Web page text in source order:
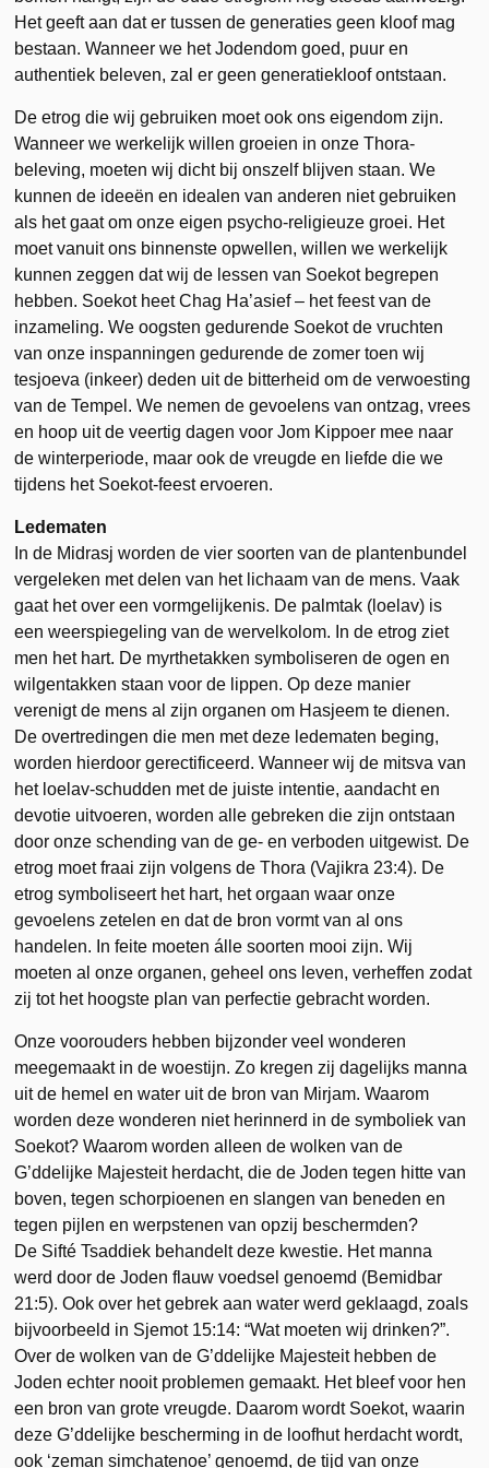
Het geeft aan dat er tussen de generaties geen kloof mag
bestaan. Wanneer we het Jodendom goed, puur en
authentiek beleven, zal er geen generatiekloof ontstaan.
De etrog die wij gebruiken moet ook ons eigendom zijn.
Wanneer we werkelijk willen groeien in onze Thora-
beleving, moeten wij dicht bij onszelf blijven staan. We
kunnen de ideeën en idealen van anderen niet gebruiken
als het gaat om onze eigen psycho-religieuze groei. Het
moet vanuit ons binnenste opwellen, willen we werkelijk
kunnen zeggen dat wij de lessen van Soekot begrepen
hebben. Soekot heet Chag Ha’asief – het feest van de
inzameling. We oogsten gedurende Soekot de vruchten
van onze inspanningen gedurende de zomer toen wij
tesjoeva (inkeer) deden uit de bitterheid om de verwoesting
van de Tempel. We nemen de gevoelens van ontzag, vrees
en hoop uit de veertig dagen voor Jom Kippoer mee naar
de winterperiode, maar ook de vreugde en liefde die we
tijdens het Soekot-feest ervoeren.
Ledematen
In de Midrasj worden de vier soorten van de plantenbundel
vergeleken met delen van het lichaam van de mens. Vaak
gaat het over een vormgelijkenis. De palmtak (loelav) is
een weerspiegeling van de wervelkolom. In de etrog ziet
men het hart. De myrthetakken symboliseren de ogen en
wilgentakken staan voor de lippen. Op deze manier
verenigt de mens al zijn organen om Hasjeem te dienen.
De overtredingen die men met deze ledematen beging,
worden hierdoor gerectificeerd. Wanneer wij de mitsva van
het loelav-schudden met de juiste intentie, aandacht en
devotie uitvoeren, worden alle gebreken die zijn ontstaan
door onze schending van de ge- en verboden uitgewist. De
etrog moet fraai zijn volgens de Thora (Vajikra 23:4). De
etrog symboliseert het hart, het orgaan waar onze
gevoelens zetelen en dat de bron vormt van al ons
handelen. In feite moeten álle soorten mooi zijn. Wij
moeten al onze organen, geheel ons leven, verheffen zodat
zij tot het hoogste plan van perfectie gebracht worden.
Onze voorouders hebben bijzonder veel wonderen
meegemaakt in de woestijn. Zo kregen zij dagelijks manna
uit de hemel en water uit de bron van Mirjam. Waarom
worden deze wonderen niet herinnerd in de symboliek van
Soekot? Waarom worden alleen de wolken van de
G’ddelijke Majesteit herdacht, die de Joden tegen hitte van
boven, tegen schorpioenen en slangen van beneden en
tegen pijlen en werpstenen van opzij beschermden?
De Sifté Tsaddiek behandelt deze kwestie. Het manna
werd door de Joden flauw voedsel genoemd (Bemidbar
21:5). Ook over het gebrek aan water werd geklaagd, zoals
bijvoorbeeld in Sjemot 15:14: “Wat moeten wij drinken?”.
Over de wolken van de G’ddelijke Majesteit hebben de
Joden echter nooit problemen gemaakt. Het bleef voor hen
een bron van grote vreugde. Daarom wordt Soekot, waarin
deze G’ddelijke bescherming in de loofhut herdacht wordt,
ook ‘zeman simchatenoe’ genoemd, de tijd van onze